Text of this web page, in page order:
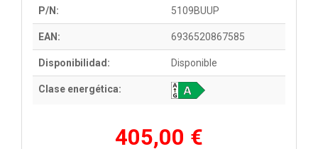
P/N: 5109BUUP
EAN: 6936520867585
Disponibilidad: Disponible
Clase energética:
405,00 €